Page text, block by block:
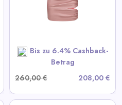
Bis zu 6.4% Cashback-
Betrag
260,00 €
208,00 €